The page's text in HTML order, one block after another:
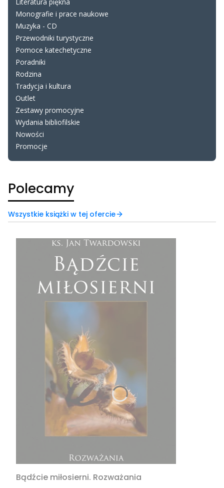
Monografie i prace naukowe
Muzyka - CD
Przewodniki turystyczne
Pomoce katechetyczne
Poradniki
Rodzina
Tradycja i kultura
Outlet
Zestawy promocyjne
Wydania bibliofilskie
Nowości
Promocje
Koniec menu
Polecamy
Wszystkie książki w tej ofercie
Bądźcie miłosierni. Rozważania